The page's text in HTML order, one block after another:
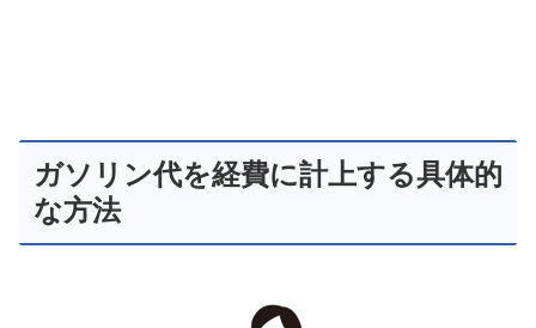
ガソリン代を経費に計上する具体的
な方法